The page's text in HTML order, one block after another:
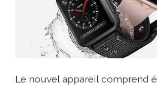
Le nouvel appareil comprend